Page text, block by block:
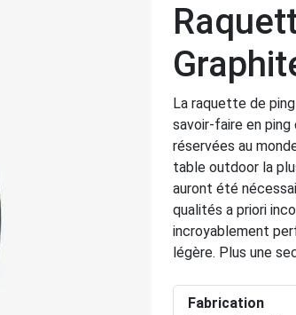
La raquette de
savoir-faire en
réservées au
table outdoor la
auront été
qualités a priori
incroyablement
légère. Plus une
Fabrication